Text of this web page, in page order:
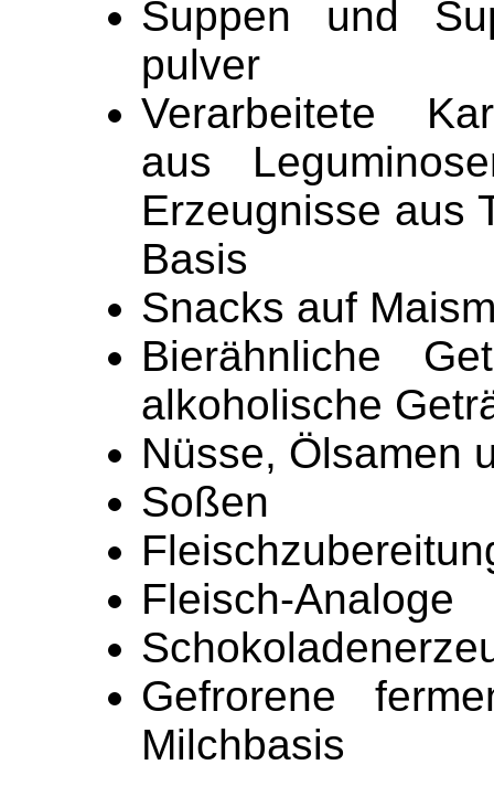
Suppen und
pulver
Verarbeitete
aus
Erzeugnisse aus
Basis
Snacks auf
Bierähnliche
alkoholische
Nüsse, Ölsamen
Soßen
Fleisch-Analoge
Gefrorene
Milchbasis